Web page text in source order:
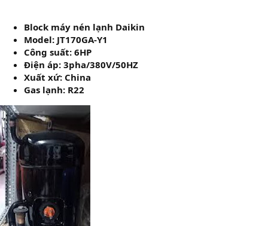
Block máy nén lạnh Daikin
Model: JT170GA-Y1
Công suất: 6HP
Điện áp: 3pha/380V/50HZ
Xuất xứ: China
Gas lạnh: R22